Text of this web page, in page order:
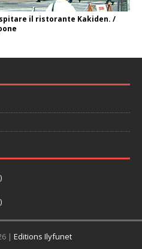
il ristorante Kakiden. /
| Editions Ilyfunet